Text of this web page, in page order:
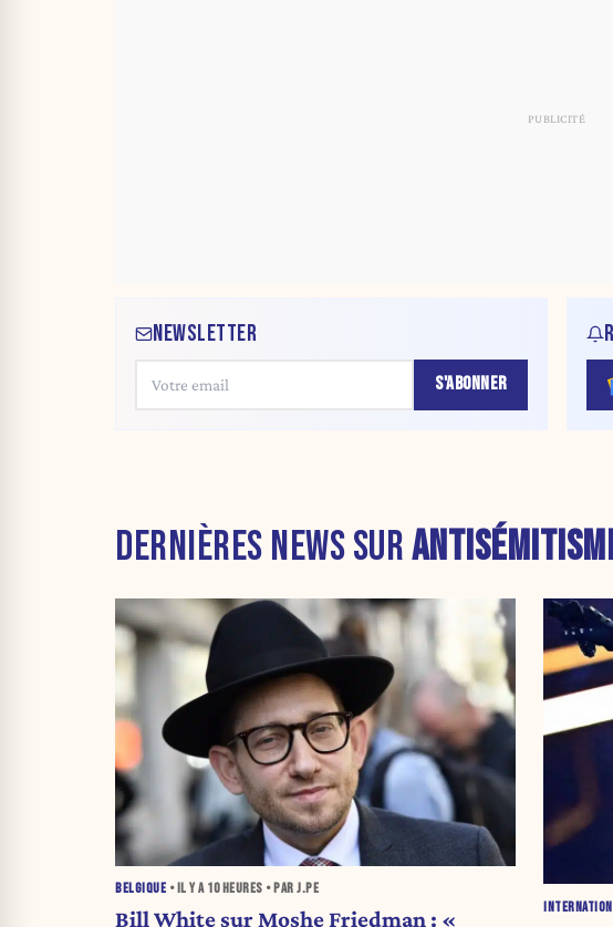
NEWSLETTER
S'ABONNER
DERNIÈRES NEWS SUR
BELGIQUE • IL Y A 10 HEURES • PAR J.PE
Bill White sur Moshe Friedman : «